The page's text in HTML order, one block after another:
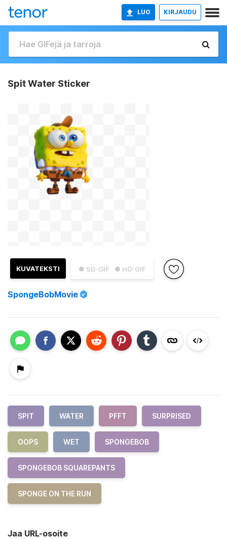
LUO KIRJAUDU
Spit Water Sticker
● SD-GIF ● HD-GIF
KUVATEKSTI
SpongeBobMovie
SPIT WATER PFFT SURPRISED
OOPS WET SPONGEBOB
SPONGEBOB SQUAREPANTS
SPONGE ON THE RUN
Jaa URL-osoite